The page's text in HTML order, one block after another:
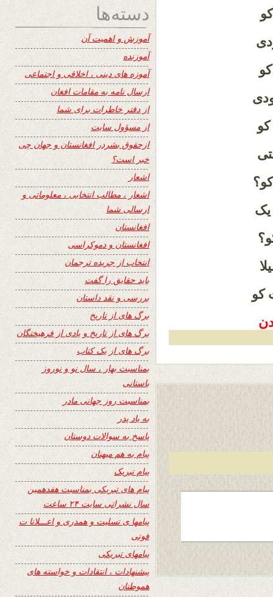
یک
کو
دسته‌ها
آموزش و اهمیت آن
آموزنده
آموزه های دینی ، اخلاقی و اجتماعی
ارسال نامه به مقامات افغان
از دفتر خاطرات برای شما
از مسؤول سایت
ازحقوق بشردر افغانستان و جهان چی
خبر است؟
اشعار
اشعار ، مطالب انتخابی ، معلوماتی و
ارسالی شما
افغانستان
افغانستان و دموکراسی
انتخاب از جریده ترجمان
باید حقایق را گفت
بررسی و نقد داستان
برگ های از تاریخ
برگ های از تاریخ و یادی از فرهیختگان
برگ های از یک کتاب
بمناسبت بهار ، سال نو و نوروز
باستانی
بمناسبت روز جهانی مادر
به یاد پدر
پاسخ به سوالات دوستان
پیام به هم میهنان
پیام تبریک
پیام های تبریکی بمناسبت هفدهمین
سال نشراتی سایت ۲۴ ساعت
پیامها ی تسلیت و همدری و اعـــلانا ت
فوتی
پیامهای تبریکی
پیشنهادات ، انتقادات و خواسته های
هموطنان